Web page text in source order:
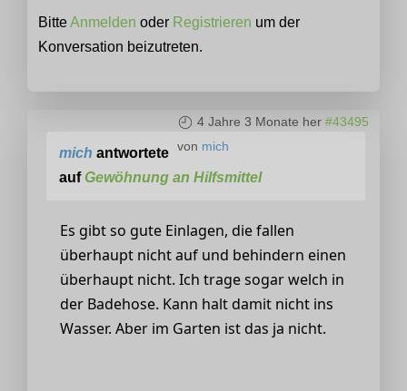
BitteAnmelden oder Registrieren um der
Konversation beizutreten.
4 Jahre 3 Monate her #43495
von mich
mich antwortete
aufGewöhnung an Hilfsmittel
Es gibt so gute Einlagen, die fallen
überhaupt nicht auf und behindern einen
überhaupt nicht. Ich trage sogar welch in
der Badehose. Kann halt damit nicht ins
Wasser. Aber im Garten ist das ja nicht.